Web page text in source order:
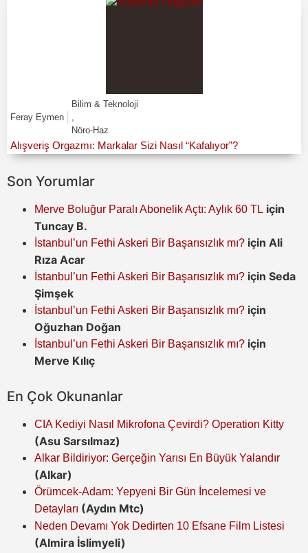
Feray Eymen
Bilim & Teknoloji
,
Nöro-Haz
Alışveriş Orgazmı: Markalar Sizi Nasıl “Kafalıyor”?
Son Yorumlar
Merve Boluğur Paralı Abonelik Açtı: Aylık 60 TL için
Tuncay B.
İstanbul’un Fethi Askeri Bir Başarısızlık mı? için Ali
Rıza Acar
İstanbul’un Fethi Askeri Bir Başarısızlık mı? için Seda
Şimşek
İstanbul’un Fethi Askeri Bir Başarısızlık mı? için
Oğuzhan Doğan
İstanbul’un Fethi Askeri Bir Başarısızlık mı? için
Merve Kılıç
En Çok Okunanlar
CIA Kediyi Nasıl Mikrofona Çevirdi? Operation Kitty
(Asu Sarsılmaz)
Alkar Bildiriyor: Gerçeğin Yarısı En Büyük Yalandır
(Alkar)
Örümcek-Adam: Yepyeni Bir Gün İncelemesi ve
Detayları (Aydın Mtc)
Neden Devamı Yok Dedirten 10 Efsane Film Listesi
(Almira İslimyeli)